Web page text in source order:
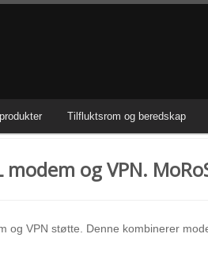
Tilfluktsrom og beredskap
og VPN.
og VPN støtte. Denne kombinerer